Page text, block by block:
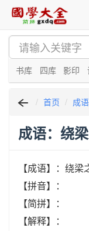
书库 四库 影印
首页 成
成语：绕
【成语】：绕梁
【拼音】：
【简拼】：
【解释】：